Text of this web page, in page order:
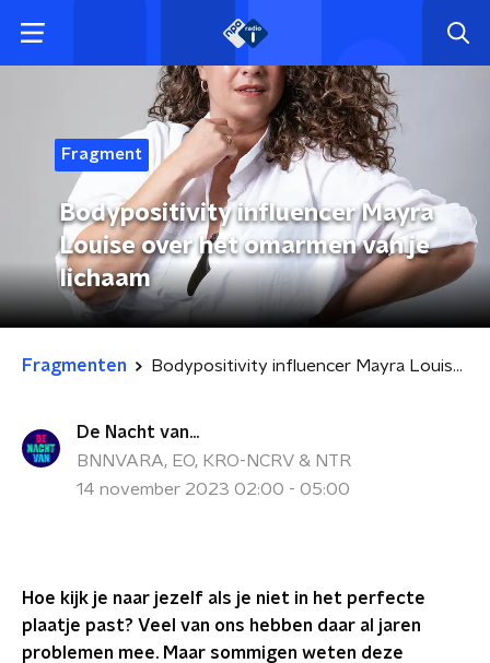
Fragment
Bodypositivity influencer Mayra
Louise over het omarmen van je
lichaam
Fragmenten Bodypositivity influencer Mayra Louise over het omarmen van je lichaam
De Nacht van...
BNNVARA, EO, KRO-NCRV & NTR
14 november 2023 02:00 - 05:00
Hoe kijk je naar jezelf als je niet in het perfecte
plaatje past? Veel van ons hebben daar al jaren
problemen mee. Maar sommigen weten deze